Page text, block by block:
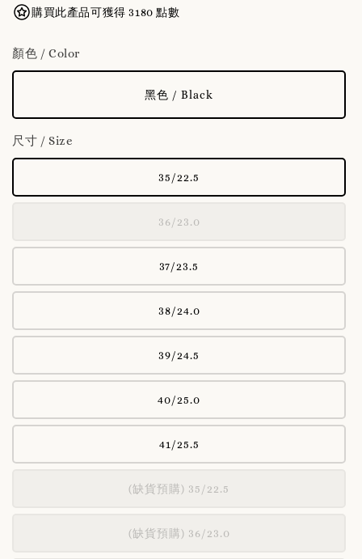
購買此產品可獲得 3180 點數
顏色 / Color
黑色 / Black
尺寸 / Size
35/22.5
36/23.0
37/23.5
38/24.0
39/24.5
40/25.0
41/25.5
(缺貨預購) 35/22.5
(缺貨預購) 36/23.0